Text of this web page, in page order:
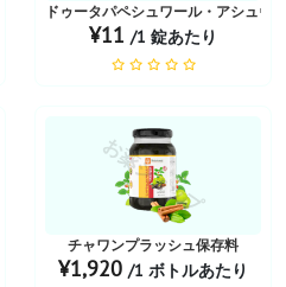
ドゥータパペシュワール・アシュヴ
¥11 /1 錠あたり
お薬ショップ
チャワンプラッシュ保存料
¥1,920 /1 ボトルあたり